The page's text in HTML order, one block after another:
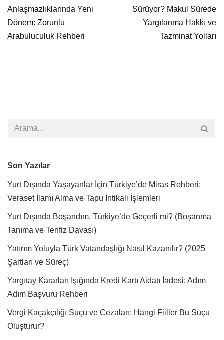
Anlaşmazlıklarında Yeni
Dönem: Zorunlu
Arabuluculuk Rehberi
Sürüyor? Makul Sürede
Yargılanma Hakkı ve
Tazminat Yolları
Son Yazılar
Yurt Dışında Yaşayanlar İçin Türkiye’de Miras Rehberi:
Veraset İlamı Alma ve Tapu İntikali İşlemleri
Yurt Dışında Boşandım, Türkiye’de Geçerli mi? (Boşanma
Tanıma ve Tenfiz Davası)
Yatırım Yoluyla Türk Vatandaşlığı Nasıl Kazanılır? (2025
Şartları ve Süreç)
Yargıtay Kararları Işığında Kredi Kartı Aidatı İadesi: Adım
Adım Başvuru Rehberi
Vergi Kaçakçılığı Suçu ve Cezaları: Hangi Fiiller Bu Suçu
Oluşturur?